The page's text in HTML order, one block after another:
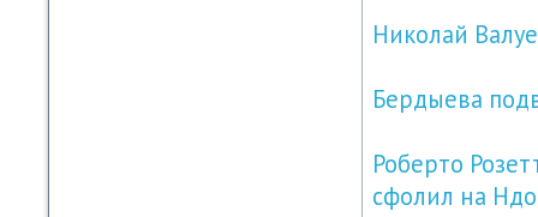
Николай
Бердыева
Роберто
сфолил на